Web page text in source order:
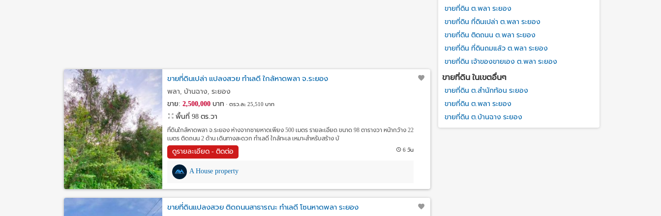
ขายที่ดินเปล่า แปลงสวย ทำเลดี ใกล้หาดพลา จ.ระยอง
พลา, บ้านฉาง, ระยอง
ขาย: 2,500,000 บาท ตรว.ละ 25,510 บาท
พื้นที่ 98 ตร.วา
ที่ดินใกล้หาดพลา จ.ระยอง ห่างจากชายหาดเพียง 500 เมตร รายละเอียด ขนาด 98 ตารางวา หน้ากว้าง 22
เมตร ติดถนน 2 ด้าน เดินทางสะดวก ทำเลดี ใกล้ทะเล เหมาะสำหรับสร้าง บ้
ดูรายละเอียด - ติดต่อ 6 วัน
A House property
ขายที่ดินแปลงสวย ติดถนนสาธารณะ ทำเลดี โซนหาดพลา ระยอง
ขายที่ดิน ต.พลา ระยอง
ขายที่ดิน ที่ดินเปล่า ต.พลา ระยอง
ขายที่ดิน ติดถนน ต.พลา ระยอง
ขายที่ดิน ที่ดินถมแล้ว ต.พลา ระยอง
ขายที่ดิน เจ้าของขายเอง ต.พลา ระยอง
ขายที่ดิน ในเขตอื่นๆ
ขายที่ดิน ต.สำนักท้อน ระยอง
ขายที่ดิน ต.พลา ระยอง
ขายที่ดิน ต.บ้านฉาง ระยอง